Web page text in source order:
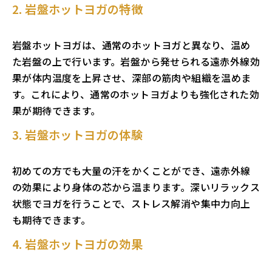
2. 岩盤ホットヨガの特徴
岩盤ホットヨガは、通常のホットヨガと異なり、温め
た岩盤の上で行います。岩盤から発せられる遠赤外線効
果が体内温度を上昇させ、深部の筋肉や組織を温めま
す。これにより、通常のホットヨガよりも強化された効
果が期待できます。
3. 岩盤ホットヨガの体験
初めての方でも大量の汗をかくことができ、遠赤外線
の効果により身体の芯から温まります。深いリラックス
状態でヨガを行うことで、ストレス解消や集中力向上
も期待できます。
4. 岩盤ホットヨガの効果